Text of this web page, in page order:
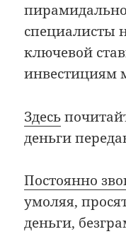
специалисты
ключевой
инвестициям
Здесь
деньги
Постоянно
умоляя,
деньги,